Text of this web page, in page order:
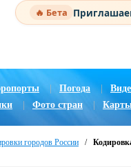
🔥 Бета
Погода |
Фото стран
городов России /